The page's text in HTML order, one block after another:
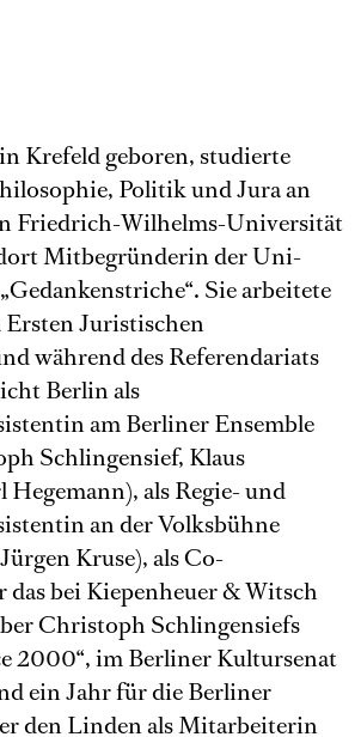
Krefeld geboren, studierte
Politik und Jura an
Friedrich-Wilhelms-Universität
Mitbegründerin der Uni-
Sie arbeitete
Juristischen
während des Referendariats
Berlin als
am Berliner Ensemble
Schlingensief, Klaus
als Regie- und
an der Volksbühne
Kruse), als Co-
bei Kiepenheuer & Witsch
Christoph Schlingensiefs
2000“, im Berliner Kultursenat
ein Jahr für die Berliner
den Linden als Mitarbeiterin